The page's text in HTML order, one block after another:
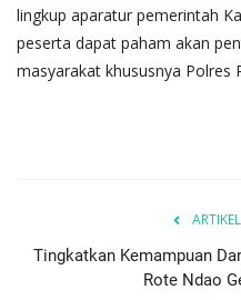
lingkup aparatur pemerintah
peserta dapat paham akan
masyarakat khususnya Polres
Tingkatkan Kemampuan
Rote Ndao